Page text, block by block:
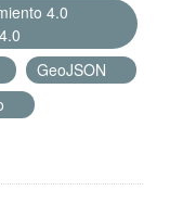
4.0
GeoJSON